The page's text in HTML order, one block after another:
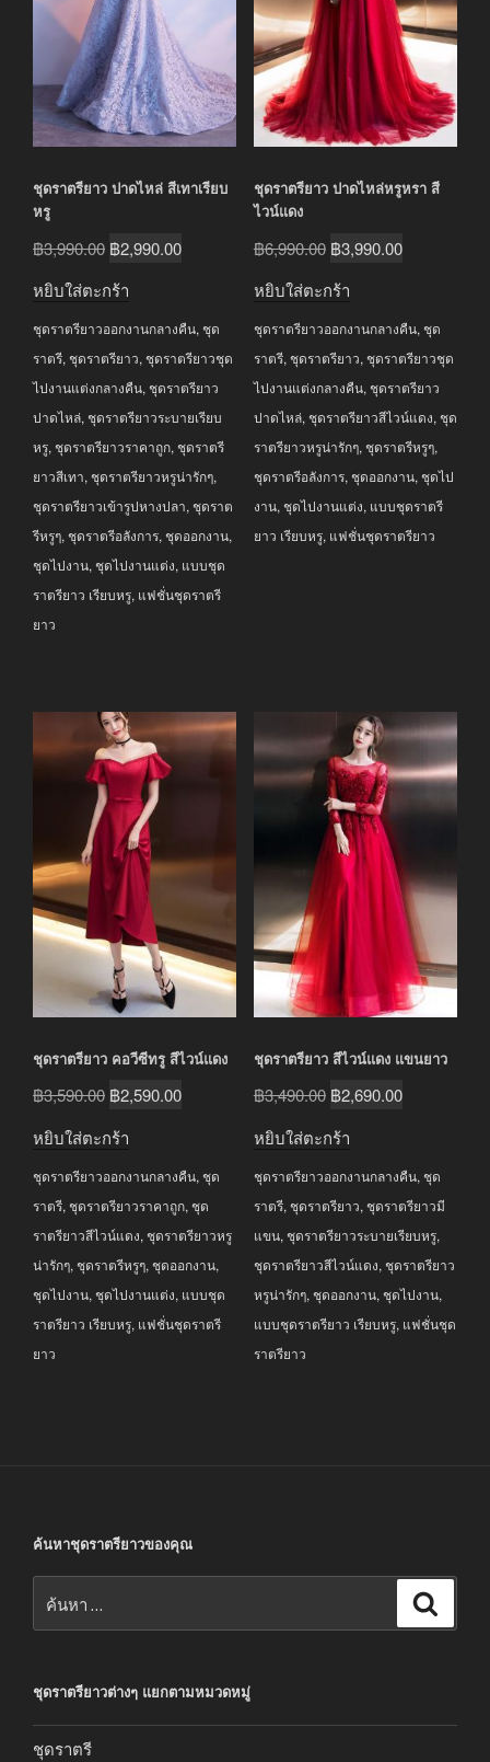
ชุดราตรียาว ปาดไหล่ สีเทาเรียบ
หรู
฿3,990.00 Original
฿3,990.00.
฿2,990.00Current
฿2,990.00.
หยิบใส่ตะกร้า
ชุดราตรียาวออกงานกลางคืน, ชุด
ราตรี, ชุดราตรียาว, ชุดราตรียาวชุด
ไปงานแต่งกลางคืน, ชุดราตรียาว
ปาดไหล่, ชุดราตรียาวระบายเรียบ
หรู, ชุดราตรียาวราคาถูก, ชุดราตรี
ยาวสีเทา, ชุดราตรียาวหรูน่ารักๆ,
ชุดราตรียาวเข้ารูปหางปลา, ชุดราต
รีหรูๆ, ชุดราตรีอลังการ, ชุดออกงาน,
ชุดไปงาน, ชุดไปงานแต่ง, แบบชุด
ราตรียาว เรียบหรู, แฟชั่นชุดราตรี
ยาว
ชุดราตรียาว ปาดไหล่หรูหรา สี
ไวน์แดง
฿6,990.00 Original
฿6,990.00.
฿3,990.00Current
฿3,990.00.
หยิบใส่ตะกร้า
ชุดราตรียาวออกงานกลางคืน, ชุด
ราตรี, ชุดราตรียาว, ชุดราตรียาวชุด
ไปงานแต่งกลางคืน, ชุดราตรียาว
ปาดไหล่, ชุดราตรียาวสีไวน์แดง, ชุด
ราตรียาวหรูน่ารักๆ, ชุดราตรีหรูๆ,
ชุดราตรีอลังการ, ชุดออกงาน, ชุดไป
งาน, ชุดไปงานแต่ง, แบบชุดราตรี
ยาว เรียบหรู, แฟชั่นชุดราตรียาว
ชุดราตรียาว คอวีซีทรู สีไวน์แดง
฿3,590.00 Original
฿3,590.00.
฿2,590.00Current
฿2,590.00.
หยิบใส่ตะกร้า
ชุดราตรียาวออกงานกลางคืน, ชุด
ราตรี, ชุดราตรียาวราคาถูก, ชุด
ราตรียาวสีไวน์แดง, ชุดราตรียาวหรู
น่ารักๆ, ชุดราตรีหรูๆ, ชุดออกงาน,
ชุดไปงาน, ชุดไปงานแต่ง, แบบชุด
ราตรียาว เรียบหรู, แฟชั่นชุดราตรี
ยาว
ชุดราตรียาว สีไวน์แดง แขนยาว
฿3,490.00 Original
฿3,490.00.
฿2,690.00Current
฿2,690.00.
หยิบใส่ตะกร้า
ชุดราตรียาวออกงานกลางคืน, ชุด
ราตรี, ชุดราตรียาว, ชุดราตรียาวมี
แขน, ชุดราตรียาวระบายเรียบหรู,
ชุดราตรียาวสีไวน์แดง, ชุดราตรียาว
หรูน่ารักๆ, ชุดออกงาน, ชุดไปงาน,
แบบชุดราตรียาว เรียบหรู, แฟชั่นชุด
ราตรียาว
ค้นหาชุดราตรียาวของคุณ
ชุดราตรียาวต่างๆ แยกตามหมวดหมู่
ชุดราตรี